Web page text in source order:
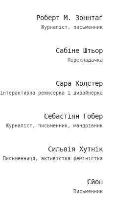
Роберт М. Зоннтаґ
Журналіст, письменник
Сабіне Штьор
Перекладачка
Сара Колстер
інтерактивна режисерка і дизайнерка
Себастіян Гобер
Журналіст, письменник, мандрівник
Сильвія Хутнік
Письменниця, активістка-феміністка
Сйон
Письменник